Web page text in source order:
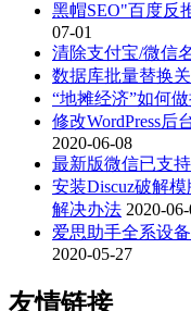
黑帽SEO"百度反
07-01
清除支付宝/微信
数据库批量替换
“地摊经济”如何
修改WordPress
2020-06-08
最新版微信已支
安装Discuz破解
解决办法 2020-
爱思助手全系设
2020-05-27
友情链接